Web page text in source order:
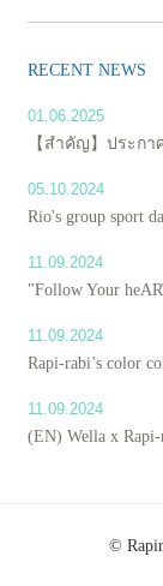
RECENT NEWS
01.06.2025
【สำคัญ】ประก
05.10.2024
Rio's group sport
11.09.2024
"Follow Your
11.09.2024
Rapi-rabi’s color
11.09.2024
(EN) Wella x
©